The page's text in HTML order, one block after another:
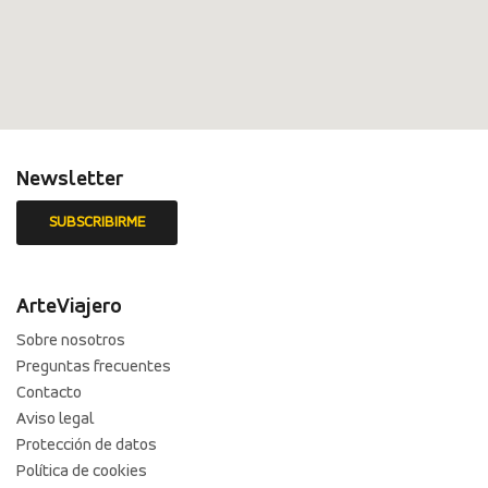
Newsletter
ArteViajero
Sobre nosotros
Preguntas frecuentes
Contacto
Aviso legal
Protección de datos
Política de cookies